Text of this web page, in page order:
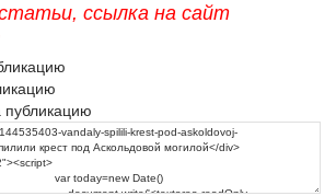
ссылка на сайт